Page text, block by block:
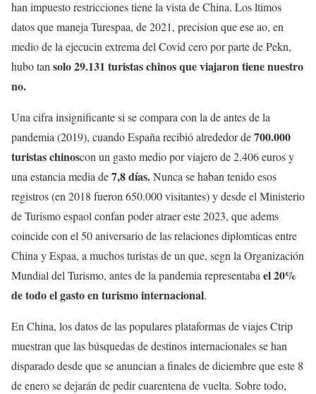
han impuesto restricciones tiene la vista de China. Los ltimos
datos que maneja Turespaa, de 2021, precision que ese ao, en
medio de la ejecucin extrema del Covid cero por parte de Pekn,
hubo tan solo 29.131 turistas chinos que viajaron tiene nuestro
no.
Una cifra insignificante si se compara con la de antes de la
pandemia (2019), cuando España recibió alrededor de700.000
turistas chinoscon un gasto medio por viajero de 2.406 euros y
una estancia media de7,8 días.Nunca se haban tenido esos
registros (en 2018 fueron 650.000 visitantes) y desde el Ministerio
de Turismo espaol confan poder atraer este 2023, que adems
coincide con el 50 aniversario de las relaciones diplomticas entre
China y Espaa, a muchos turistas de un que, segn la Organización
Mundial del Turismo, antes de la pandemia representaba el 20%
de todo el gasto en turismo internacional.
En China, los datos de las populares plataformas de viajes Ctrip
muestran que las búsquedas de destinos internacionales se han
disparado desde que se anuncian a finales de diciembre que este 8
de enero se dejarán de pedir cuarentena de vuelta. Sobre todo,